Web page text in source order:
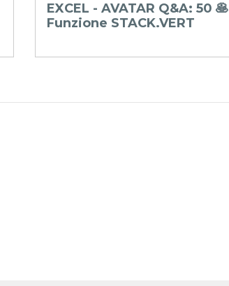
EXCEL - AVATAR Q&A: 50 🥞
Funzione STACK.VERT